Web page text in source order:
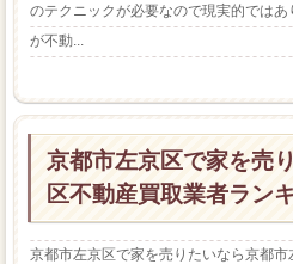
のテクニックが必要なので現実的では
が不動...
京都市左京区で家を売
区不動産買取業者ラン
京都市左京区で家を売りたいなら京都